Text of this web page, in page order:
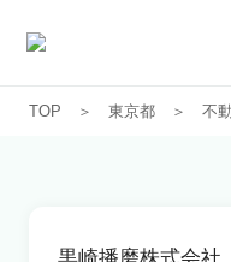
TOP 東京都 不
黒崎播磨株式会社